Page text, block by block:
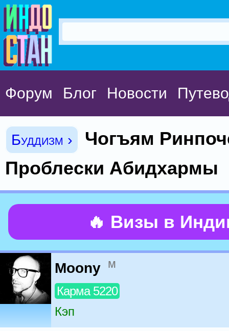
Форум Блог Новости
Буддизм ›
Чогъям
Проблески Абидхармы
🔥 Визы в
Moony м
Карма 5220
Кэп